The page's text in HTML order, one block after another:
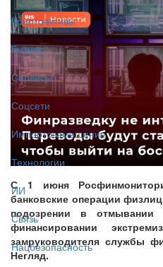
Криптоактивы
Бизнес
Сервисы
Соцсети
Импортозамещение
Технологии
ИИ
Связь
Нацбезопасность
С 1 июня
банковские операции
подозрении в отмывании
финансировании
замруководителя службы
Негляд.